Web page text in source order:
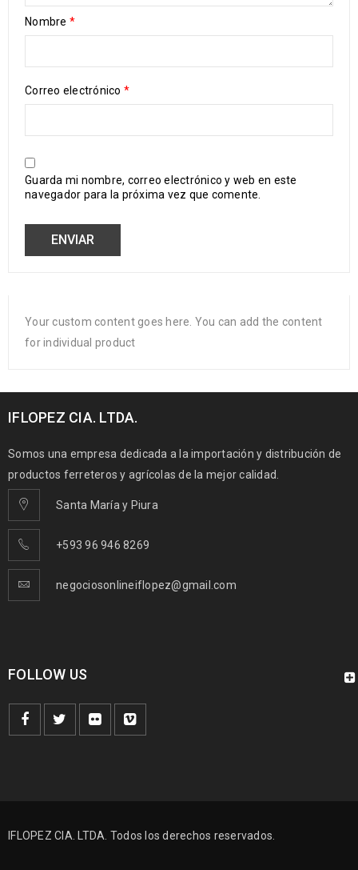
Nombre *
Correo electrónico *
Guarda mi nombre, correo electrónico y web en este
navegador para la próxima vez que comente.
Your custom content goes here. You can add the content
for individual product
IFLOPEZ CIA. LTDA.
Somos una empresa dedicada a la importación y distribución de
productos ferreteros y agrícolas de la mejor calidad.
Santa María y Piura
+593 96 946 8269
negociosonlineiflopez@gmail.com
FOLLOW US
IFLOPEZ CIA. LTDA. Todos los derechos reservados.